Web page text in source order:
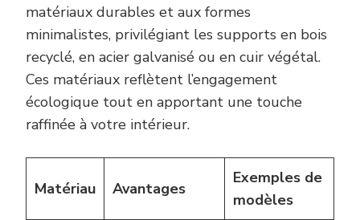
matériaux durables et aux formes
minimalistes, privilégiant les supports en bois
recyclé, en acier galvanisé ou en cuir végétal.
Ces matériaux reflètent l’engagement
écologique tout en apportant une touche
raffinée à votre intérieur.
Matériau Avantages
Exemples de
modèles